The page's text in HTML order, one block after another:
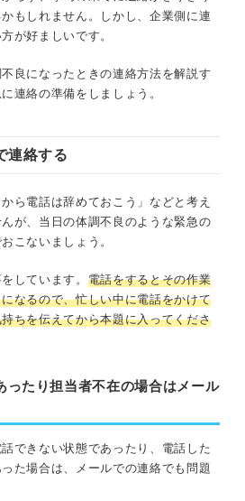
もしれません。しかし、企業側に連
が好ましいです。
良になったときの連絡方法を解説す
連絡の準備をしましょう。
連絡する
ら電話は辞めておこう」などと考え
が、当日の体調不良のような緊急の
こないましょう。
しています。 電話をするとその作業
なるので、忙しい中に電話をかけて
ちを伝えてから本題に入ってくださ
ったり担当者不在の場合はメール
できない状態であったり、電話した
た場合は、メールでの連絡でも問題